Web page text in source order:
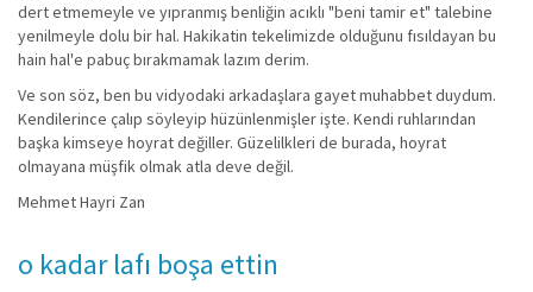
dert etmemeyle ve yıpranmış benliğin acıklı "beni tamir et" talebine
yenilmeyle dolu bir hal. Hakikatin tekelimizde olduğunu fısıldayan bu
hain hal'e pabuç bırakmamak lazım derim.
Ve son söz, ben bu vidyodaki arkadaşlara gayet muhabbet duydum.
Kendilerince çalıp söyleyip hüzünlenmişler işte. Kendi ruhlarından
başka kimseye hoyrat değiller. Güzelilkleri de burada, hoyrat
olmayana müşfik olmak atla deve değil.
Mehmet Hayri Zan
o kadar lafı boşa ettin